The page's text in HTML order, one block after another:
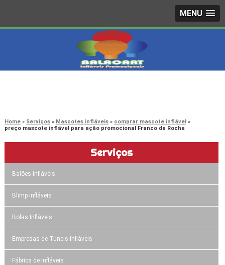
MENU
Home Serviços Mascotes infláveis
comprar mascote inflável
preço mascote inflável para ação promocional Franco da Rocha
Serviços
Balões Infláveis
Blimp infláveis
Bolas Infláveis
Empresas de Túneis Infláveis
Fábrica de Infláveis